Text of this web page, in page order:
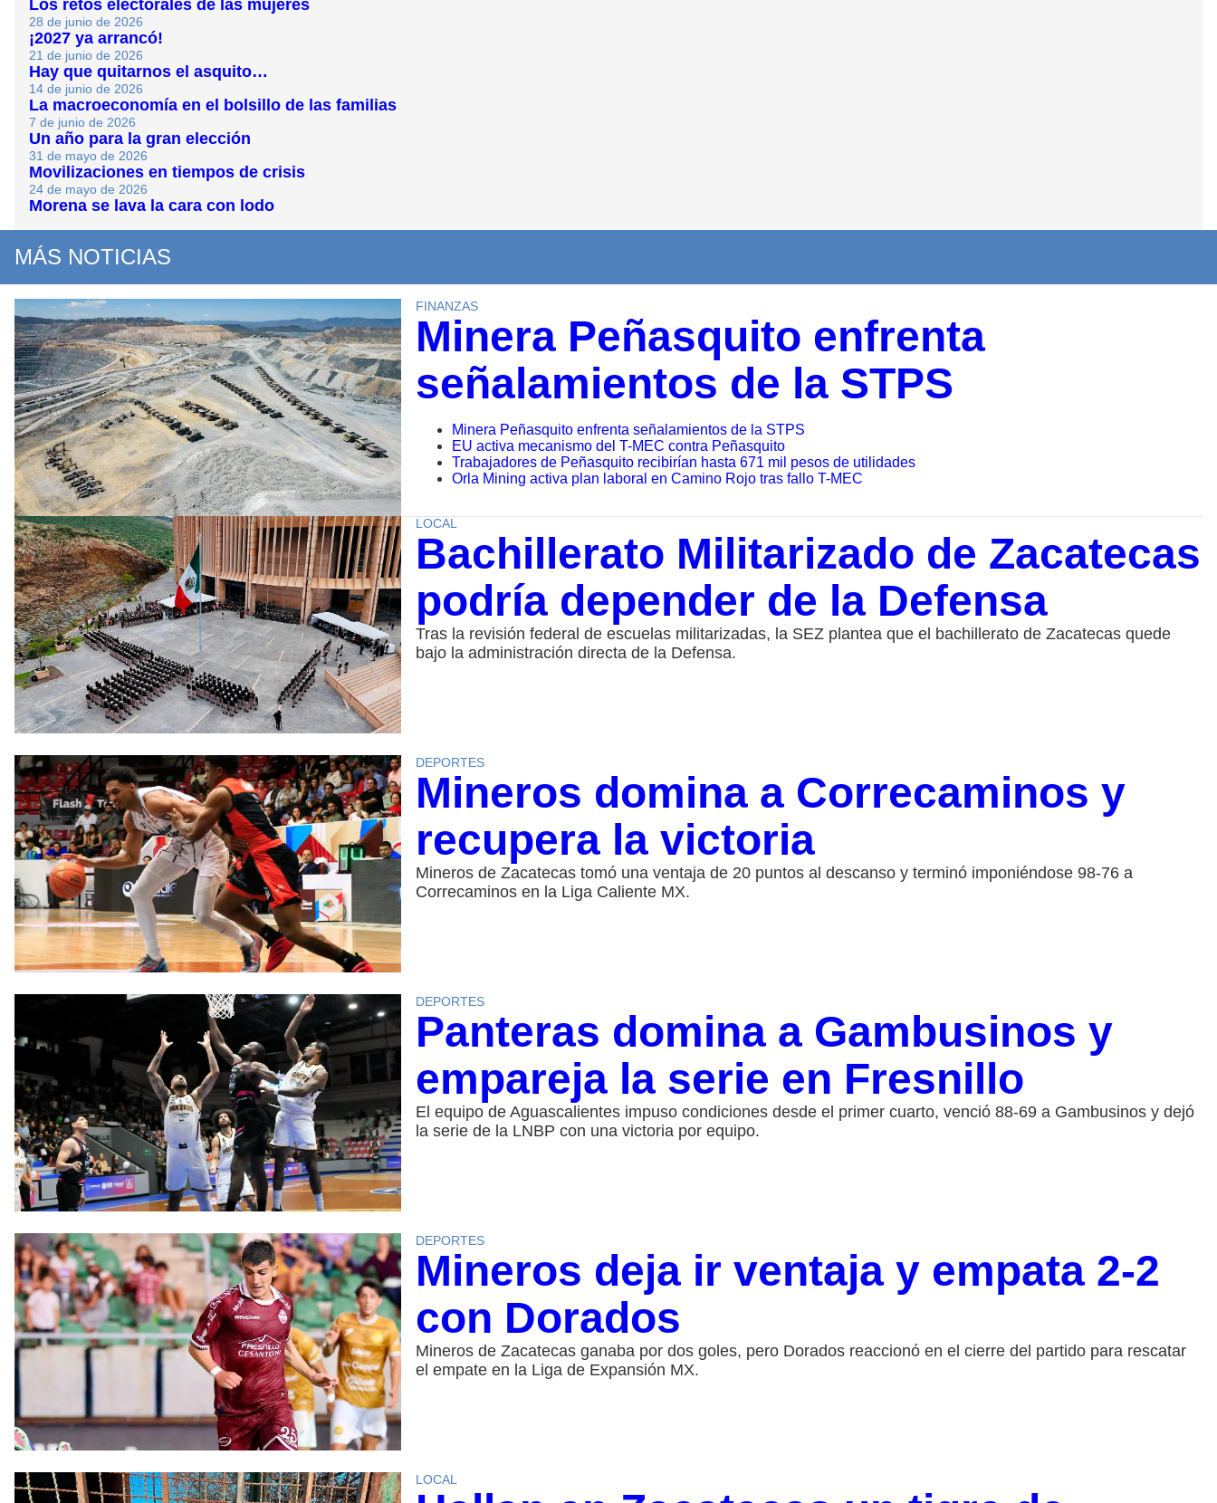
Los retos electorales de las mujeres
28 de junio de 2026
¡2027 ya arrancó!
21 de junio de 2026
Hay que quitarnos el asquito…
14 de junio de 2026
La macroeconomía en el bolsillo de las familias
7 de junio de 2026
Un año para la gran elección
31 de mayo de 2026
Movilizaciones en tiempos de crisis
24 de mayo de 2026
Morena se lava la cara con lodo
MÁS NOTICIAS
FINANZAS
Minera Peñasquito enfrenta
señalamientos de la STPS
Minera Peñasquito enfrenta señalamientos de la STPS
EU activa mecanismo del T-MEC contra Peñasquito
Trabajadores de Peñasquito recibirían hasta 671 mil pesos de utilidades
Orla Mining activa plan laboral en Camino Rojo tras fallo T-MEC
LOCAL
Bachillerato Militarizado de Zacatecas
podría depender de la Defensa
Tras la revisión federal de escuelas militarizadas, la SEZ plantea que el bachillerato de Zacatecas quede
bajo la administración directa de la Defensa.
DEPORTES
Mineros domina a Correcaminos y
recupera la victoria
Mineros de Zacatecas tomó una ventaja de 20 puntos al descanso y terminó imponiéndose 98-76 a
Correcaminos en la Liga Caliente MX.
DEPORTES
Panteras domina a Gambusinos y
empareja la serie en Fresnillo
El equipo de Aguascalientes impuso condiciones desde el primer cuarto, venció 88-69 a Gambusinos y dejó
la serie de la LNBP con una victoria por equipo.
DEPORTES
Mineros deja ir ventaja y empata 2-2
con Dorados
Mineros de Zacatecas ganaba por dos goles, pero Dorados reaccionó en el cierre del partido para rescatar
el empate en la Liga de Expansión MX.
LOCAL